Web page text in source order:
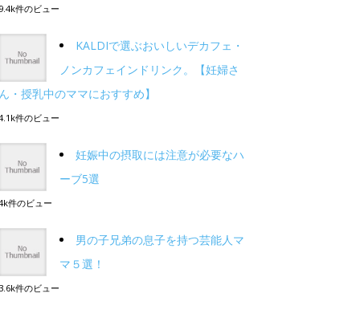
9.4k件のビュー
KALDIで選ぶおいしいデカフェ・
ノンカフェインドリンク。【妊婦さ
ん・授乳中のママにおすすめ】
件のビュー
妊娠中の摂取には注意が必要なハ
ーブ5選
件のビュー
男の子兄弟の息子を持つ芸能人マ
マ５選！
3.6k件のビュー